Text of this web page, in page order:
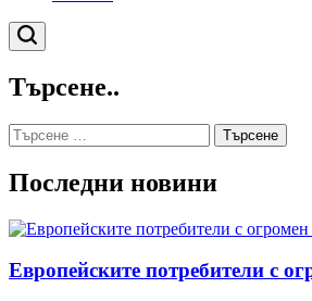
Търсене
Търсене..
Търсене
за:
Последни новини
Европейските потребители с